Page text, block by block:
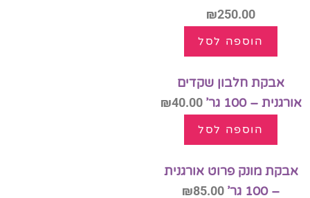
₪250.00
הוספה לסל
אבקת חלבון שקדים
אורגנית – 100 גר’
₪40.00
הוספה לסל
אבקת מונק פרוט אורגנית
– 100 גר’
₪85.00